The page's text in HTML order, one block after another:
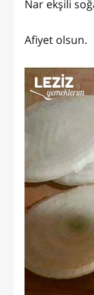
Nar ekşili
Afiyet olsun.